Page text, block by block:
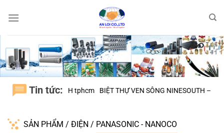
qua
Tin tức:
H.BÌNH CHÁNH tphcm BIỆT THỰ VEN SÔNG NINESOUTH – H.NHÀ BÈ
SẢN PHẨM / ĐIỆN / PANASONIC - NANOCO